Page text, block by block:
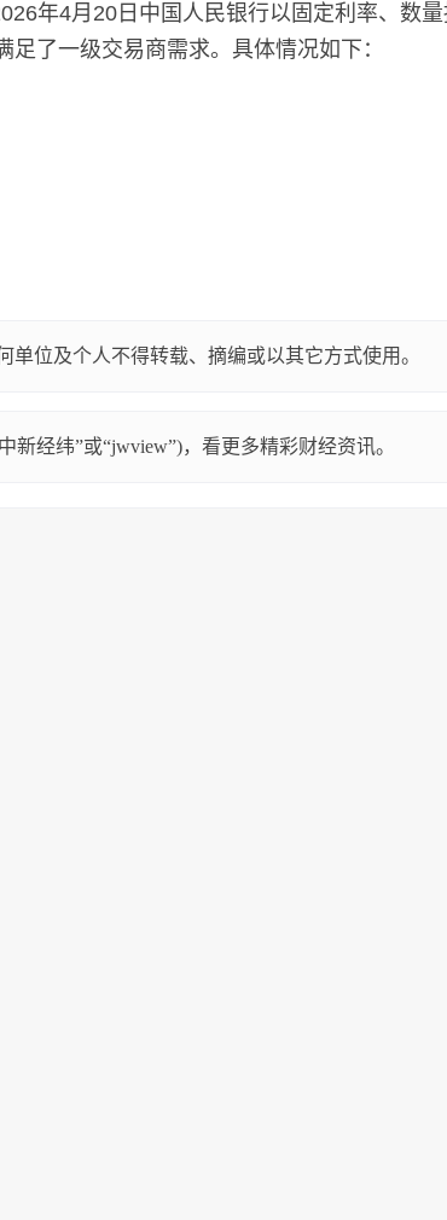
年4月20日中国人民银行以固定利率、数量
了一级交易商需求。具体情况如下：
位及个人不得转载、摘编或以其它方式使用。
经纬”或“jwview”)，看更多精彩财经资讯。